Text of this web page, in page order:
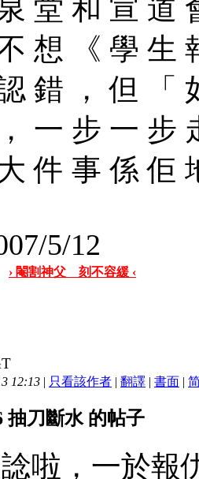
堂 和 宣 道
想 《 學 生
錯 ， 但 「
一 步 一 步
件 事 係 佢
5/12
› 閹割神父 刻不容緩 ‹
T
12:13 | 只看該作者 | 翻譯 | 書面 |
抽刀斷水 的帖子
啦，一於報